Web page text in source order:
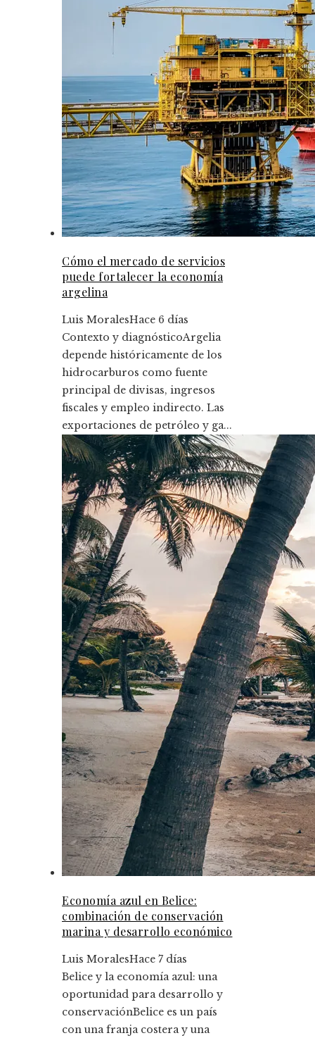
Cómo el mercado de servicios
puede fortalecer la economía
argelina
Luis MoralesHace 6 días
Contexto y diagnósticoArgelia
depende históricamente de los
hidrocarburos como fuente
principal de divisas, ingresos
fiscales y empleo indirecto. Las
exportaciones de petróleo y ga...
Economía azul en Belice:
combinación de conservación
marina y desarrollo económico
Luis MoralesHace 7 días
Belice y la economía azul: una
oportunidad para desarrollo y
conservaciónBelice es un país
con una franja costera y una